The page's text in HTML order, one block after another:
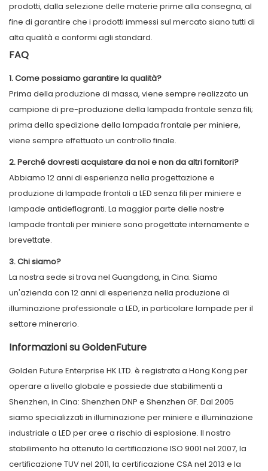
prodotti, dalla selezione delle materie prime alla consegna, al
fine di garantire che i prodotti immessi sul mercato siano tutti di
alta qualità e conformi agli standard.
FAQ
1. Come possiamo garantire la qualità?
Prima della produzione di massa, viene sempre realizzato un
campione di pre-produzione della lampada frontale senza fili;
prima della spedizione della lampada frontale per miniere,
viene sempre effettuato un controllo finale.
2. Perché dovresti acquistare da noi e non da altri fornitori?
Abbiamo 12 anni di esperienza nella progettazione e
produzione di lampade frontali a LED senza fili per miniere e
lampade antideflagranti. La maggior parte delle nostre
lampade frontali per miniere sono progettate internamente e
brevettate.
3. Chi siamo?
La nostra sede si trova nel Guangdong, in Cina. Siamo
un'azienda con 12 anni di esperienza nella produzione di
illuminazione professionale a LED, in particolare lampade per il
settore minerario.
Informazioni su GoldenFuture
Golden Future Enterprise HK LTD. è registrata a Hong Kong per
operare a livello globale e possiede due stabilimenti a
Shenzhen, in Cina: Shenzhen DNP e Shenzhen GF. Dal 2005
siamo specializzati in illuminazione per miniere e illuminazione
industriale a LED per aree a rischio di esplosione. Il nostro
stabilimento ha ottenuto la certificazione ISO 9001 nel 2007, la
certificazione TUV nel 2011, la certificazione CSA nel 2013 e la